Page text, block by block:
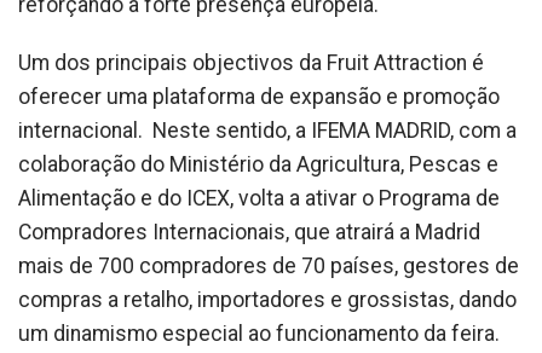
reforçando a forte presença europeia.
Um dos principais objectivos da Fruit Attraction é
oferecer uma plataforma de expansão e promoção
internacional. Neste sentido, a IFEMA MADRID, com a
colaboração do Ministério da Agricultura, Pescas e
Alimentação e do ICEX, volta a ativar o Programa de
Compradores Internacionais, que atrairá a Madrid
mais de 700 compradores de 70 países, gestores de
compras a retalho, importadores e grossistas, dando
um dinamismo especial ao funcionamento da feira.